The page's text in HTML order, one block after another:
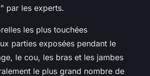
par les experts.
les plus touchées
parties exposées pendant le
le cou, les bras et les jambes
le plus grand nombre de